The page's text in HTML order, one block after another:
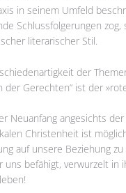
in seinem Umfeld
Schlussfolgerungen zog,
literarischer Stil.
der
der Gerechten“ ist der
Neuanfang angesichts
Christenheit ist
auf unsere Beziehung
uns befähigt, verwurzelt in